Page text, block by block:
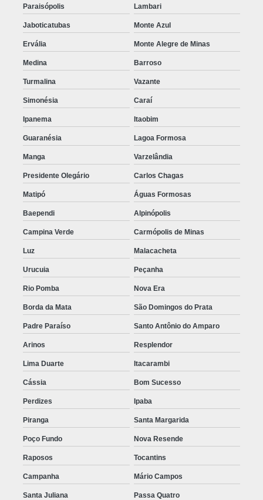
Paraisópolis Lambari
Jaboticatubas Monte Azul
Ervália Monte Alegre de Minas
Medina Barroso
Turmalina Vazante
Simonésia Caraí
Ipanema Itaobim
Guaranésia Lagoa Formosa
Manga Varzelândia
Presidente Olegário Carlos Chagas
Matipó Águas Formosas
Baependi Alpinópolis
Campina Verde Carmópolis de Minas
Luz Malacacheta
Urucuia Peçanha
Rio Pomba Nova Era
Borda da Mata São Domingos do Prata
Padre Paraíso Santo Antônio do Amparo
Arinos Resplendor
Lima Duarte Itacarambi
Cássia Bom Sucesso
Perdizes Ipaba
Piranga Santa Margarida
Poço Fundo Nova Resende
Raposos Tocantins
Campanha Mário Campos
Santa Juliana Passa Quatro